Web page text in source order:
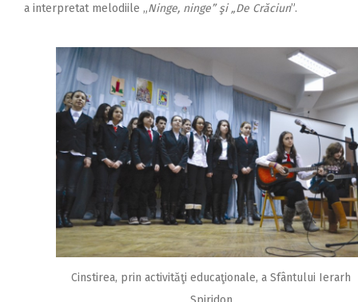
a interpretat melodiile „Ninge, ninge” şi „De Crăciun”.
Cinstirea, prin activităţi educaţionale, a Sfântului Ierarh